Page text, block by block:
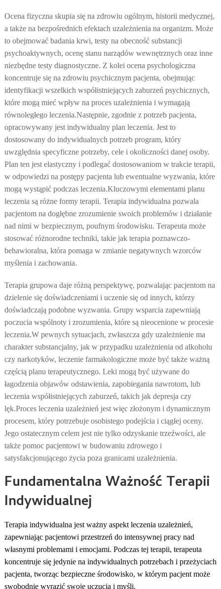
Ocena fizyczna skupia się na zdrowiu ogólnym, historii medycznej,
a także na bezpośrednich efektach uzależnienia na organizm. Może
to obejmować badania krwi, testy na obecność substancji
psychoaktywnych, ocenę stanu narządów wewnętrznych oraz inne
niezbędne testy diagnostyczne. Z kolei ocena psychologiczna
koncentruje się na zdrowiu psychicznym pacjenta, obejmując
identyfikacji wszelkich współistniejących zaburzeń psychicznych,
które mogą mieć wpływ na proces uzależnienia i wymagają
równoległego leczenia.Następnie, zgodnie z potrzeb pacjenta,
opracowywany jest indywidualny plan leczenia. Jest to
dostosowany do indywidualnych potrzeb program, który
uwzględnia specyficzne potrzeby, cele i okoliczności danej osoby.
Plan ten jest elastyczny i podlegać dostosowaniom w trakcie terapii,
w odpowiedzi na postępy pacjenta lub ewentualne wyzwania, które
mogą wystąpić podczas leczenia.Kluczowymi elementami planu
leczenia są różne formy terapii. Terapia indywidualna pozwala
pacjentom na dogłębne zrozumienie swoich problemów i działanie
nad nimi w bezpiecznym, poufnym środowisku. Terapeuta może
stosować różnorodne techniki, takie jak terapia poznawczo-
behawioralna, która pomaga w zmianie negatywnych wzorców
myślenia i zachowania.
Terapia grupowa daje różną perspektywę, pozwalając pacjentom na
dzielenie się doświadczeniami i uczenie się od innych, którzy
doświadczają podobne wyzwania. Grupy wsparcia zapewniają
poczucia wspólnoty i zrozumienia, które są nieocenione w procesie
leczenia.W pewnych sytuacjach, zwłaszcza gdy uzależnienie ma
charakter substancjalny, jak w przypadku uzależnienia od alkoholu
czy narkotyków, leczenie farmakologiczne może być także ważną
częścią planu terapeutycznego. Leki mogą być używane do
łagodzenia objawów odstawienia, zapobiegania nawrotom, lub
leczenia współistniejących zaburzeń, takich jak depresja czy
lęk.Proces leczenia uzależnień jest więc złożonym i dynamicznym
procesem, który potrzebuje osobistego podejścia i ciągłej oceny.
Jego ostatecznym celem jest nie tylko odzyskanie trzeźwości, ale
także pomoc pacjentowi w budowaniu zdrowego i
satysfakcjonującego życia poza granicami uzależnienia.
Fundamentalna Ważność Terapii
Indywidualnej
Terapia indywidualna jest ważny aspekt leczenia uzależnień,
zapewniając pacjentowi przestrzeń do intensywnej pracy nad
własnymi problemami i emocjami. Podczas tej terapii, terapeuta
koncentruje się jedynie na indywidualnych potrzebach i przeżyciach
pacjenta, tworząc bezpieczne środowisko, w którym pacjent może
swobodnie wyrazić swoje uczucia i myśli.